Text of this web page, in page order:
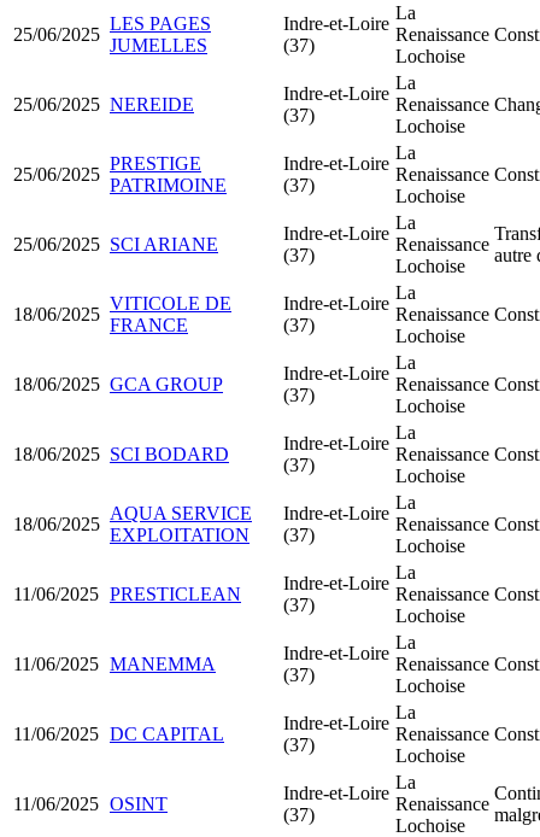
25/06/2025
LES PAGES
JUMELLES
Indre-et-Loire
(37)
La
Renaissance
Lochoise
25/06/2025 NEREIDE
Indre-et-Loire
(37)
La
Renaissance
Lochoise
25/06/2025
PRESTIGE
PATRIMOINE
Indre-et-Loire
(37)
La
Renaissance
Lochoise
25/06/2025 SCI ARIANE
Indre-et-Loire
(37)
La
Renaissance
Lochoise
autre
18/06/2025
VITICOLE DE
FRANCE
Indre-et-Loire
(37)
La
Renaissance
Lochoise
18/06/2025 GCA GROUP
Indre-et-Loire
(37)
La
Renaissance
Lochoise
18/06/2025 SCI BODARD
Indre-et-Loire
(37)
La
Renaissance
Lochoise
18/06/2025
AQUA SERVICE
EXPLOITATION
Indre-et-Loire
(37)
La
Renaissance
Lochoise
11/06/2025 PRESTICLEAN
Indre-et-Loire
(37)
La
Renaissance
Lochoise
11/06/2025 MANEMMA
Indre-et-Loire
(37)
La
Renaissance
Lochoise
11/06/2025 DC CAPITAL
Indre-et-Loire
(37)
La
Renaissance
Lochoise
11/06/2025 OSINT
Indre-et-Loire
(37)
La
Renaissance
Lochoise